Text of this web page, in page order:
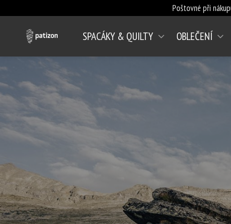
Poštovné při
SPACÁKY & QUILTY
(AKTUÁLNÍ)
OBLEČENÍ